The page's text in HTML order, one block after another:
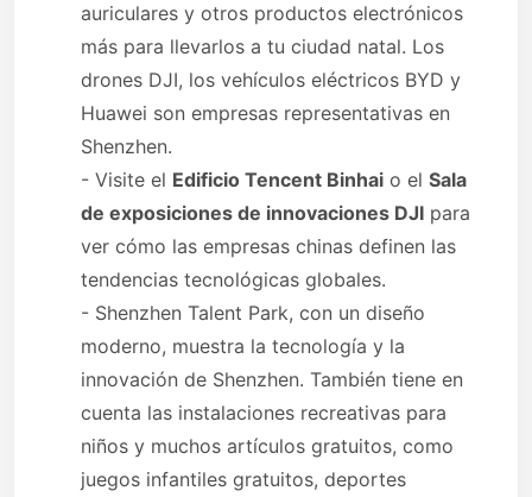
auriculares y otros productos electrónicos
más para llevarlos a tu ciudad natal. Los
drones DJI, los vehículos eléctricos BYD y
Huawei son empresas representativas en
Shenzhen.
- Visite el Edificio Tencent Binhai o el Sala
de exposiciones de innovaciones DJI para
ver cómo las empresas chinas definen las
tendencias tecnológicas globales.
- Shenzhen Talent Park, con un diseño
moderno, muestra la tecnología y la
innovación de Shenzhen. También tiene en
cuenta las instalaciones recreativas para
niños y muchos artículos gratuitos, como
juegos infantiles gratuitos, deportes